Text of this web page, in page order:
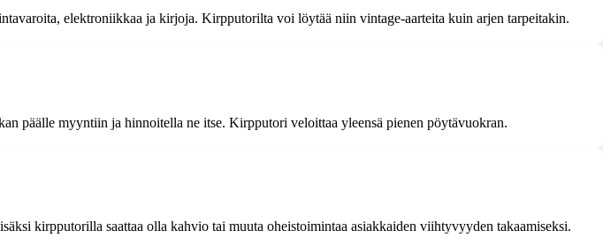
elektroniikkaa ja kirjoja. Kirpputorilta voi löytää niin vintage-aarteita kuin arjen tarpeitakin.
päälle myyntiin ja hinnoitella ne itse. Kirpputori veloittaa yleensä pienen pöytävuokran.
kirpputorilla saattaa olla kahvio tai muuta oheistoimintaa asiakkaiden viihtyvyyden takaamiseksi.